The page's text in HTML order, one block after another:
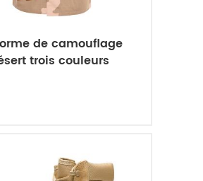
de camouflage
trois couleurs